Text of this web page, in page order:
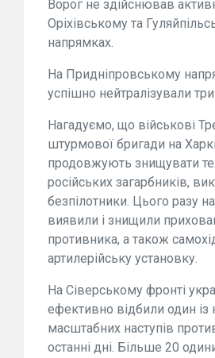
Ворог не здійснював
Оріхівському та
напрямках.
На Придніпровському
успішно нейтралізували
Нагадуємо, що військові
штурмової бригади на
продовжують знищувати
російських загарбників,
безпілотники. Цього разу
виявили і знищили
противника, а також
артилерійську установку.
На Сіверському фронті
ефективно відбили один із
масштабних наступів
останні дні. Більше 20